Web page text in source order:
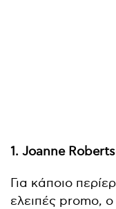
1. Joanne
Για κάποιο
ελειπές promo,